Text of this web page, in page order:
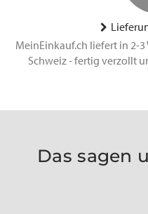
MeinEinkauf.ch liefert in 2-3
Schweiz - fertig verzollt
Das sagen